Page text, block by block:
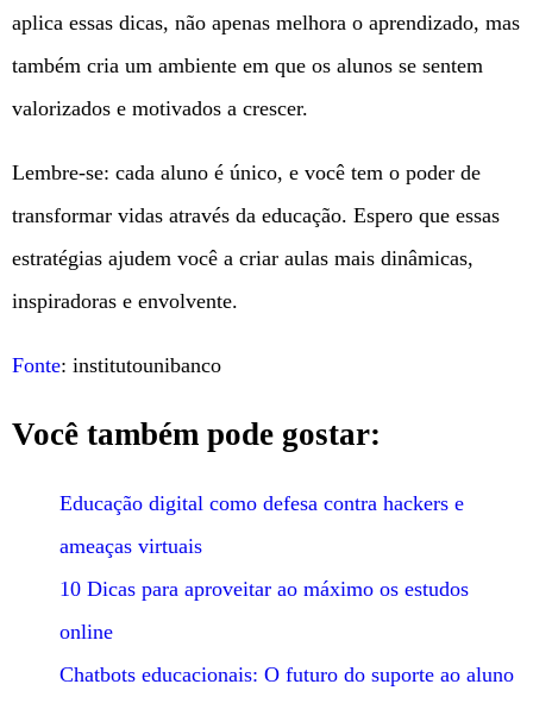
aplica essas dicas, não apenas melhora o aprendizado, mas
também cria um ambiente em que os alunos se sentem
valorizados e motivados a crescer.
Lembre-se: cada aluno é único, e você tem o poder de
transformar vidas através da educação. Espero que essas
estratégias ajudem você a criar aulas mais dinâmicas,
inspiradoras e envolvente.
Fonte: institutounibanco
Você também pode gostar:
Educação digital como defesa contra hackers e
ameaças virtuais
10 Dicas para aproveitar ao máximo os estudos
online
Chatbots educacionais: O futuro do suporte ao aluno